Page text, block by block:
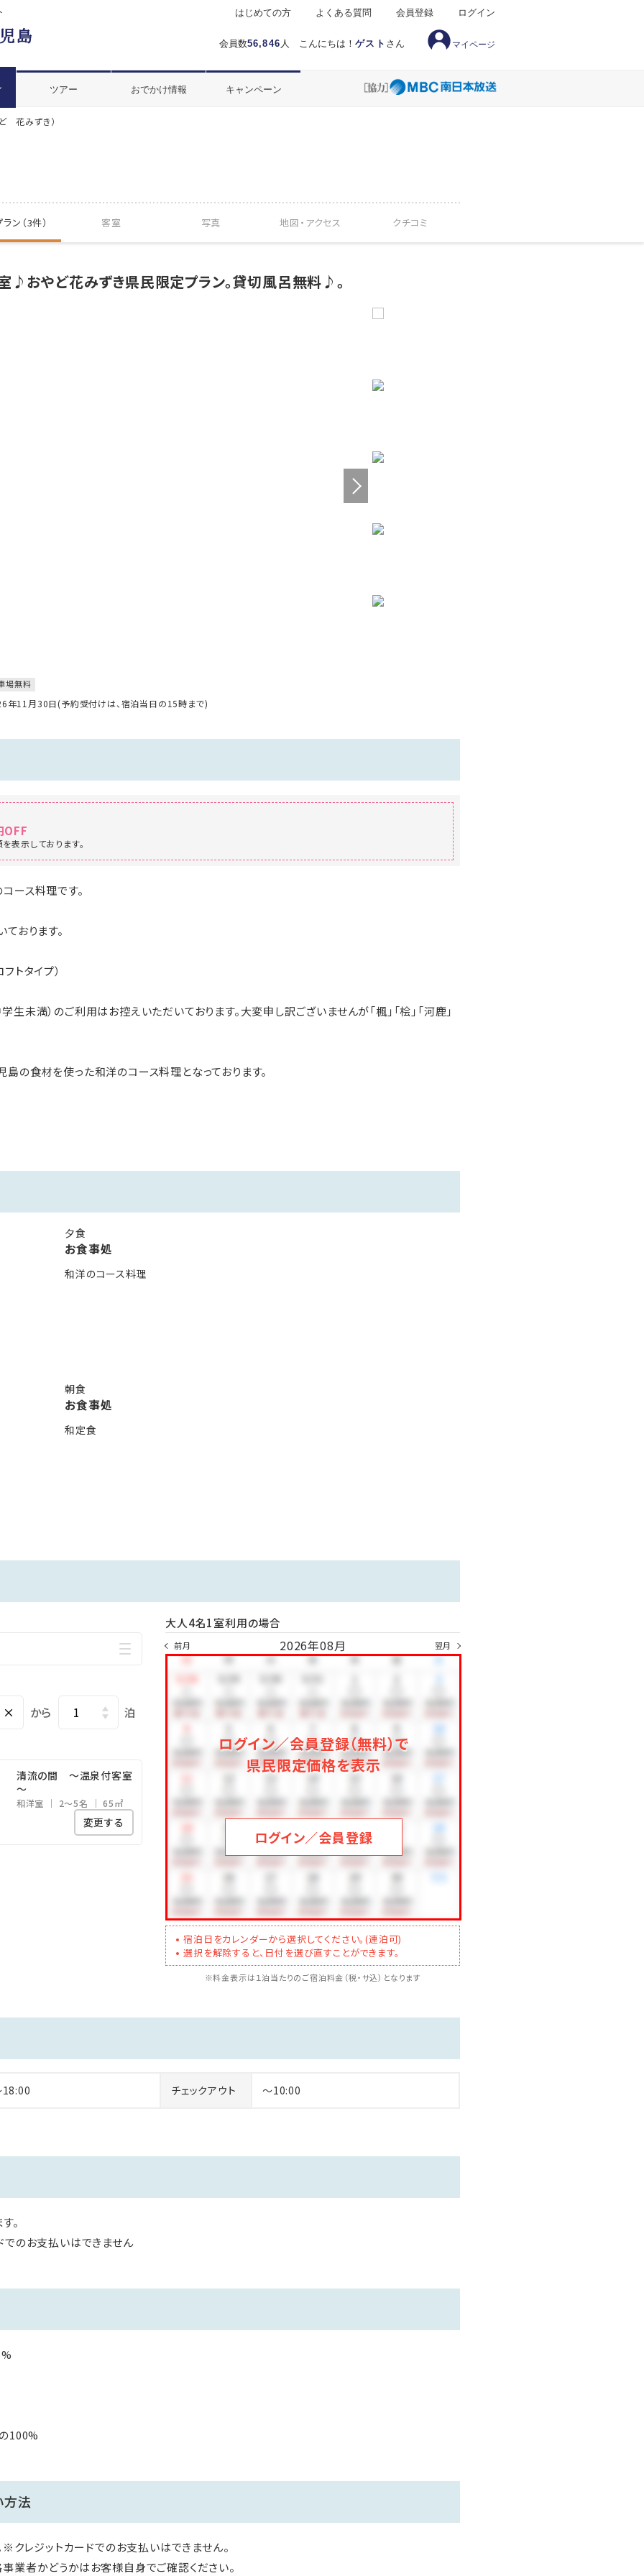
会員数56,846 人 こんにちは！ゲスト さん マイページ
はじめての方 よくある質問 会員登録 ログイン
ツアー おでかけ情報 キャンペーン
花みずき）
ン（3件） 客室 写真 地図・ アクセス クチコミ
♪おやど花みずき県民限定プラン。貸切風呂無料♪。
場無料
年11月30日(予約受付けは、宿泊当日の15時まで)
OFF
表示しております。
ース料理です。
おります。
トタイプ）
未満）のご利用はお控えいただいております。大変申し訳ございませんが「楓」「桧」「河鹿」
の食材を使った和洋のコース料理となっております。
況によって変更する場合がございます。
お食事となります。
〜4名様対応となっています。
2部屋以上でのご予約の場合、対応できない場合もございますので、ご予約前にご連絡くださ
夕食
お食事処
和洋のコース料理
朝食
お食事処
和定食
× から 泊
清流の間 ～温泉付客室
～
和洋室 2～5名 65㎡
変更する
大人4名1室利用の場合
前月 2026年08月 翌月
ログイン／会員登録（無料）で
県民限定価格を表示
ログイン／会員登録
宿泊日をカレンダーから選択してください。(連泊可)
選択を解除すると、日付を選び直すことができます。
※料金表示は１泊当たりのご宿泊料金（税・サ込）となります
チェックアウト ～10:00
。
でのお支払いはできません
100%
方法
クレジットカードでのお支払いはできません。
業者かどうかはお客様自身でご確認ください。